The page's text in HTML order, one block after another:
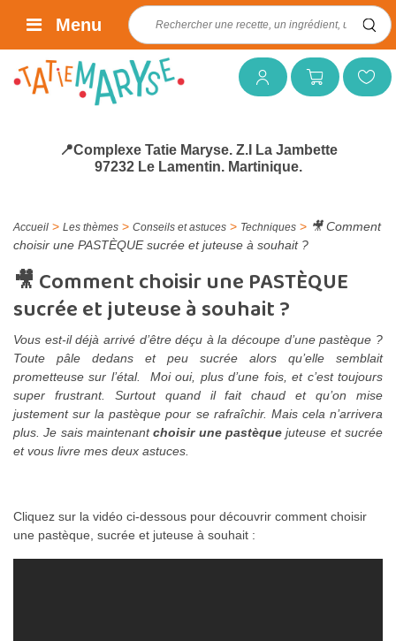
Mon compteMon panierMes favoris
Rechercher :
Menu
📍Complexe Tatie Maryse. Z.I La Jambette
97232 Le Lamentin. Martinique.
Accueil > Les thèmes > Conseils et astuces > Techniques > 🎥 Comment
choisir une PASTÈQUE sucrée et juteuse à souhait ?
🎥 Comment choisir une PASTÈQUE
sucrée et juteuse à souhait ?
Vous est-il déjà arrivé d’être déçu à la découpe d’une pastèque ?
Toute pâle dedans et peu sucrée alors qu’elle semblait
prometteuse sur l’étal. Moi oui, plus d’une fois, et c’est toujours
super frustrant. Surtout quand il fait chaud et qu’on mise
justement sur la pastèque pour se rafraîchir. Mais cela n’arrivera
plus. Je sais maintenantchoisir une pastèque juteuse et sucrée
et vous livre mes deux astuces.
Cliquez sur la vidéo ci-dessous pour découvrir comment choisir
une pastèque, sucrée et juteuse à souhait :